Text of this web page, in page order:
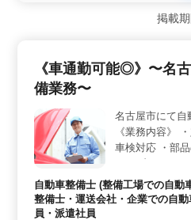
中高年の方々が活躍できる環
も少なめなので、プライベー
タクシーの整備を行うお仕事
以上ある方を歓迎しています。
です。また、50歳以上も活躍
験を持つ方々がチームを支
＞ 年収300万円〜500万円と
準で、安定した収入が得られま
も充実しており、安心して働
さらに、禁煙環境での勤務な
す。
掲載
《車通勤可能◎》〜名
備業務〜
名古屋市にて
《業務内容》
車検対応 ・部
・お客さんの見
一部あり ・カ
自動車整備士 (整備工場での自動
整備士・運送会社・企業での自
員・派遣社員